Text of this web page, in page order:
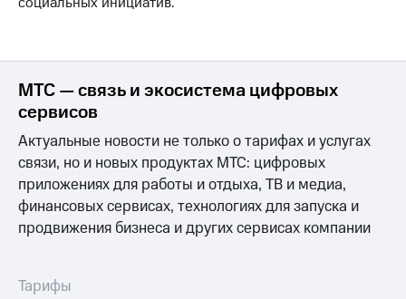
аудит
Программа
приобретения
выкупа
акций
Дивиденды
Рынок
облигаций
МТС — связь и экосистема цифровых
сервисов
Актуальные новости не только о тарифах и услугах
связи, но и новых продуктах МТС: цифровых
приложениях для работы и отдыха, ТВ и медиа,
финансовых сервисах, технологиях для запуска и
продвижения бизнеса и других сервисах компании
Тарифы